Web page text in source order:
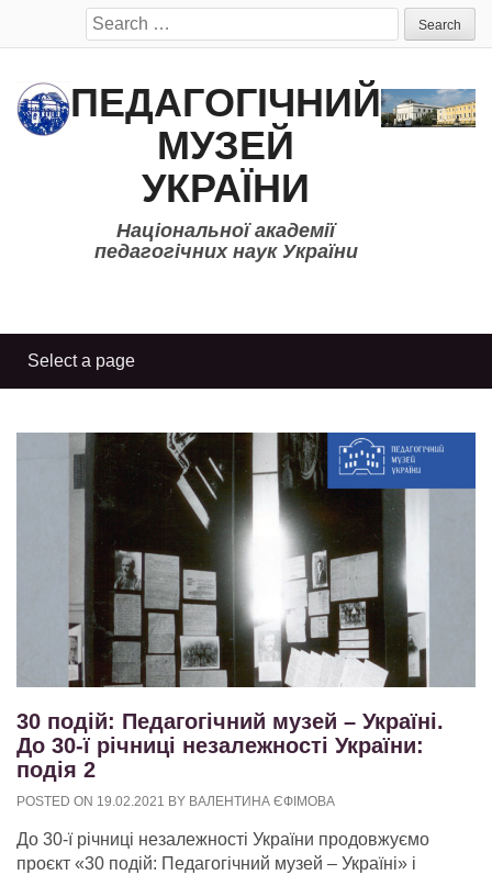
Search
for:
ПЕДАГОГІЧНИЙ
МУЗЕЙ
УКРАЇНИ
Національної академії
педагогічних наук України
30 подій: Педагогічний музей – Україні.
До 30-ї річниці незалежності України:
подія 2
POSTED ON 19.02.2021 BY ВАЛЕНТИНА ЄФІМОВА
До 30-ї річниці незалежності України продовжуємо
проєкт «30 подій: Педагогічний музей – Україні» і